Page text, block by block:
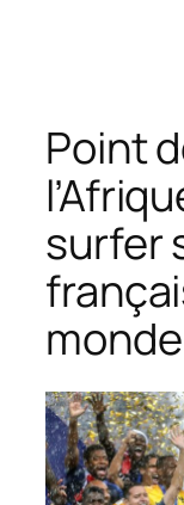
Point
surfer
monde